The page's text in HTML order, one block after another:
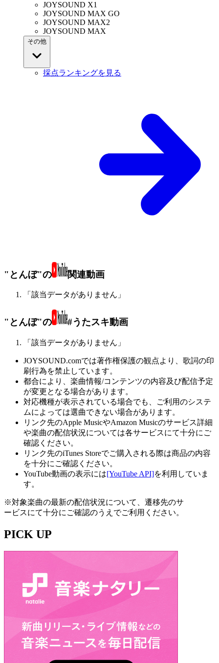
JOYSOUND X1
JOYSOUND MAX GO
JOYSOUND MAX2
JOYSOUND MAX
その他
採点ランキングを見る
"とんぼ"の 関連動画
「該当データがありません」
"とんぼ"の #うたスキ動画
「該当データがありません」
JOYSOUND.comでは著作権保護の観点より、歌詞の印
刷行為を禁止しています。
都合により、楽曲情報/コンテンツの内容及び配信予定
が変更となる場合があります。
対応機種が表示されている場合でも、ご利用のシステ
ムによっては選曲できない場合があります。
リンク先のApple MusicやAmazon Musicのサービス詳細
や楽曲の配信状況については各サービスにて十分にご
確認ください。
リンク先のiTunes Storeでご購入される際は商品の内容
を十分にご確認ください。
YouTube動画の表示には[YouTube API]を利用していま
す。
※対象楽曲の最新の配信状況について、遷移先のサ
ービスにて十分にご確認のうえでご利用ください。
PICK UP